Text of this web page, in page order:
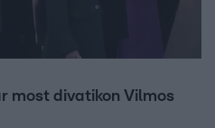
most divatikon Vilmos